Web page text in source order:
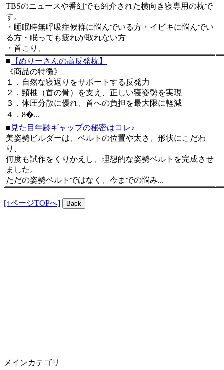
TBSのニュースや番組でも紹介された横向き寝専用の枕で
す。
・睡眠時無呼吸症候群に悩んでいる方・イビキに悩んでい
る方・眠っても疲れが取れない方
・首こり、
■ 【めりーさんの高反発枕】
《商品の特徴》
１．自然な寝返りをサポートする反発力
２．頸椎（首の骨）を支え、正しい寝姿勢を実現
３．体圧分散に優れ、首への負担を最大限に軽減
４．8�...
■ 見た目年齢ギャップの秘密はコレ♪
美姿勢ビルダーは、ベルトの位置や太さ、形状にこだわ
り、
何度も試作をくりかえし、理想的な姿勢ベルトを完成させ
ました。
ただの姿勢ベルトではなく、今までの悩み...
[↑ページTOPへ]
メインカテゴリ